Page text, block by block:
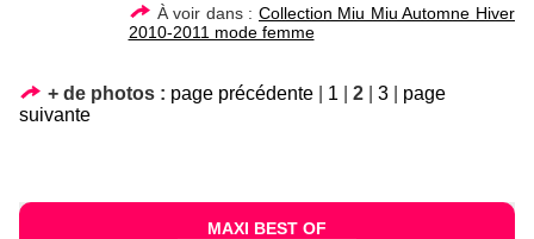
À voir dans : Collection Miu Miu Automne Hiver
2010-2011 mode femme
+ de photos : page précédente 1 2 3
page
suivante
MAXI BEST OF